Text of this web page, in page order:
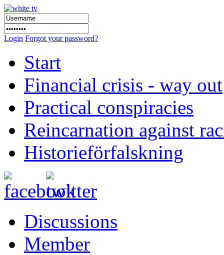
Login Forgot your password?
Start
Financial crisis - way out
Practical conspiracies
Reincarnation against
Historieförfalskning
Discussions
Member